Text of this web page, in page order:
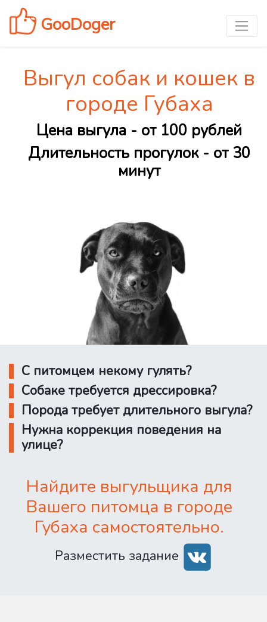
GooDoger
Выгул собак и кошек в
городе Губаха
Цена выгула - от 100 рублей
Длительность прогулок - от 30
минут
С питомцем некому гулять?
Собаке требуется дрессировка?
Порода требует длительного выгула?
Нужна коррекция поведения на
улице?
Найдите выгульщика для
Вашего питомца в городе
Губаха самостоятельно.
Разместить задание